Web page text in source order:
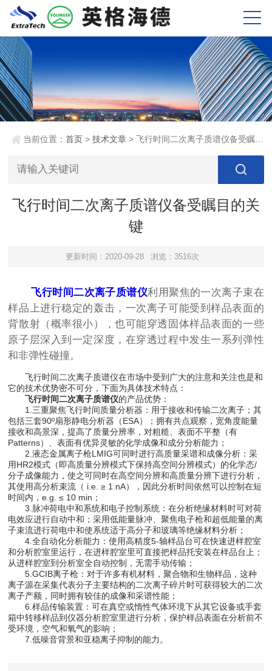
当前位置：首页 >技术文章 > 飞行时间二次离子质谱仪备受瞩目的关键
飞行时间二次离子质谱仪备受瞩目的关
键
更新时间：2020-09-28 浏览：3516次
飞行时间二次离子质谱仪利用聚焦的一次离子束在
样品上进行稳定的轰击，一次离子可能受到样品表面的
背散射（概率很小），也可能穿透固体样品表面的一些
原子层深入到一定深度，在穿透过程中发生一系列弹性
和非弹性碰撞。
飞行时间二次离子质谱仪在市场中受到广大的注意和关注也是和
它的技术优势密不可分，下面为具体技术特点：
飞行时间二次离子质谱仪的产品优势：
1.三重聚焦飞行时间质量分析器：用于接收和传输二次离子；其
包括三套90º扇形静电分析器（ESA）；拥有共点观察，宽角度能量
接收和高景深，提高了质量分辨率，对粗糙、表面不平整（有
Patterns）、表面有优异灵敏的化学成像和成分分析能力；
2.液态金属离子枪LMIG可同时进行高质量采谱和成像分析：采
用HR2模式（即高质量分辨模式下保持高空间分辨模式）的化学态/
分子成像能力，使之可同时在高空间分辨和高质量分辨下进行分析，
其使用高分析束流（ i.e. ≥ 1 nA），因此分析时间依然可以控制在短
时间内，e.g. ≤ 10 min；
3.脉冲荷电中和系统和电子控制系统：在分析绝缘材料时可对荷
电效应进行自动中和；采用低能量脉冲、聚焦电子枪和超低能量的离
子束流进行荷电中和使系统适于高分子和玻璃等绝缘材料分析；
4.全自动化分析能力：使用高精度5-轴样品台可在快速进样腔室
和分析腔室里运行，在进样腔室里可直接把样品托安装在样品台上；
从进样腔室到分析室全自动控制，无需手动传输；
5.GCIB离子枪：对于许多有机材料，聚合物和生物样品，这种
离子源在采集代表分子主要结构的二次离子碎片时可获得较大的二次
离子产额，同时拥有较佳的成像和采谱性能；
6.样品传输装置：可在真空或惰性气体环境下从其它设备或手套
箱中转移样品到仪器分析腔室里进行分析，保护样品表面在分析前不
受环境，空气和氧气的影响；
7.低噪音背景和亚稳离子抑制的能力。